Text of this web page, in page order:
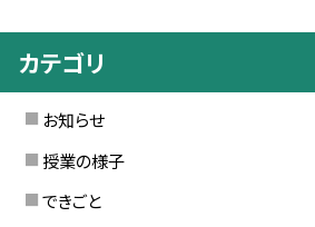
カテゴリ
お知らせ
授業の様子
できごと